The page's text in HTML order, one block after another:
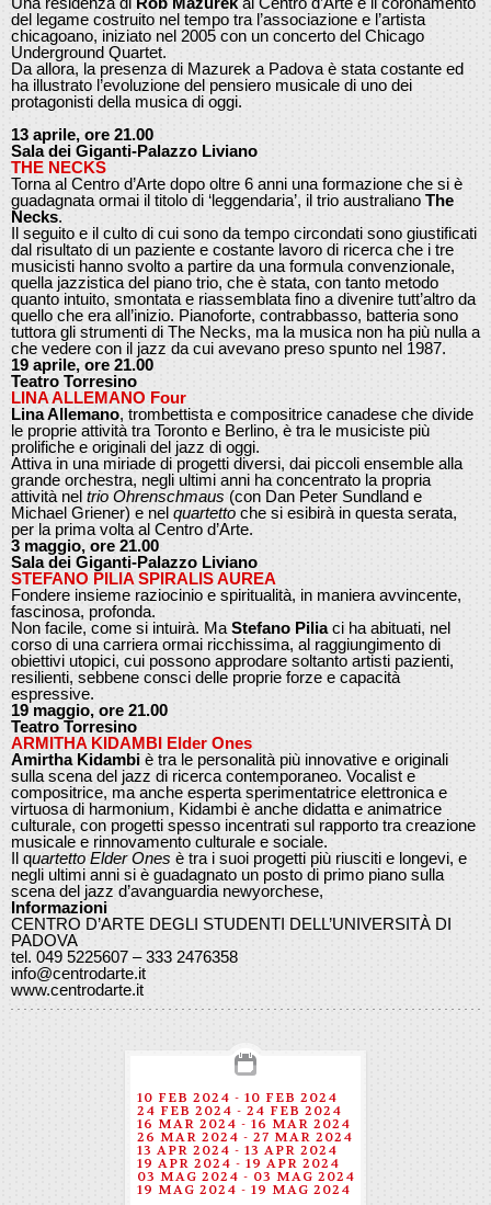
del legame costruito nel tempo tra l’associazione e l’artista
chicagoano, iniziato nel 2005 con un concerto del Chicago
Underground Quartet.
Da allora, la presenza di Mazurek a Padova è stata costante ed
ha illustrato l’evoluzione del pensiero musicale di uno dei
protagonisti della musica di oggi.
13 aprile, ore 21.00
Sala dei Giganti-Palazzo Liviano
THE NECKS
Torna al Centro d’Arte dopo oltre 6 anni una formazione che si è
guadagnata ormai il titolo di ‘leggendaria’, il trio australiano The
Necks.
Il seguito e il culto di cui sono da tempo circondati sono giustificati
dal risultato di un paziente e costante lavoro di ricerca che i tre
musicisti hanno svolto a partire da una formula convenzionale,
quella jazzistica del piano trio, che è stata, con tanto metodo
quanto intuito, smontata e riassemblata fino a divenire tutt’altro da
quello che era all’inizio. Pianoforte, contrabbasso, batteria sono
tuttora gli strumenti di The Necks, ma la musica non ha più nulla a
che vedere con il jazz da cui avevano preso spunto nel 1987.
19 aprile, ore 21.00
Teatro Torresino
LINA ALLEMANO Four
Lina Allemano, trombettista e compositrice canadese che divide
le proprie attività tra Toronto e Berlino, è tra le musiciste più
prolifiche e originali del jazz di oggi.
Attiva in una miriade di progetti diversi, dai piccoli ensemble alla
grande orchestra, negli ultimi anni ha concentrato la propria
attività nel trio Ohrenschmaus (con Dan Peter Sundland e
Michael Griener) e nel quartetto che si esibirà in questa serata,
per la prima volta al Centro d’Arte.
3 maggio, ore 21.00
Sala dei Giganti-Palazzo Liviano
STEFANO PILIA SPIRALIS AUREA
Fondere insieme raziocinio e spiritualità, in maniera avvincente,
fascinosa, profonda.
Non facile, come si intuirà. Ma Stefano Piliaci ha abituati, nel
corso di una carriera ormai ricchissima, al raggiungimento di
obiettivi utopici, cui possono approdare soltanto artisti pazienti,
resilienti, sebbene consci delle proprie forze e capacità
espressive.
19 maggio, ore 21.00
Teatro Torresino
ARMITHA KIDAMBI Elder Ones
Amirtha Kidambi è tra le personalità più innovative e originali
sulla scena del jazz di ricerca contemporaneo. Vocalist e
compositrice, ma anche esperta sperimentatrice elettronica e
virtuosa di harmonium, Kidambi è anche didatta e animatrice
culturale, con progetti spesso incentrati sul rapporto tra creazione
musicale e rinnovamento culturale e sociale.
Il quartetto Elder Ones è tra i suoi progetti più riusciti e longevi, e
negli ultimi anni si è guadagnato un posto di primo piano sulla
scena del jazz d’avanguardia newyorchese,
Informazioni
CENTRO D’ARTE DEGLI STUDENTI DELL’UNIVERSITÀ DI
PADOVA
tel. 049 5225607 – 333 2476358
info@centrodarte.it
www.centrodarte.it
10 FEB 2024 - 10 FEB 2024
24 FEB 2024 - 24 FEB 2024
16 MAR 2024 - 16 MAR 2024
26 MAR 2024 - 27 MAR 2024
13 APR 2024 - 13 APR 2024
19 APR 2024 - 19 APR 2024
03 MAG 2024 - 03 MAG 2024
19 MAG 2024 - 19 MAG 2024